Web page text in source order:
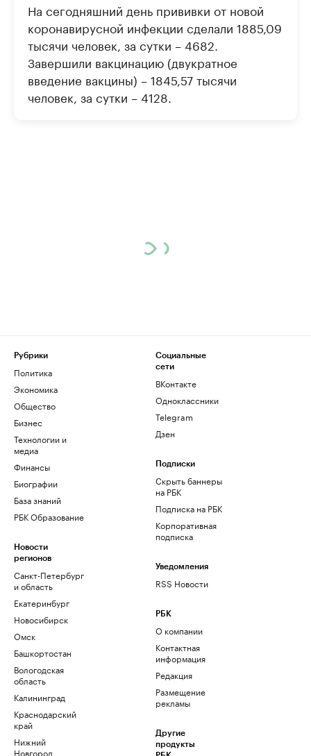
На сегодняшний день прививки от новой
коронавирусной инфекции сделали 1885,09
тысячи человек, за сутки – 4682.
Завершили вакцинацию (двукратное
введение вакцины) – 1845,57 тысячи
человек, за сутки – 4128.
Рубрики
Политика
Экономика
Общество
Бизнес
Технологии и
медиа
Финансы
Биографии
База знаний
РБК Образование
Новости
регионов
Санкт-Петербург
и область
Екатеринбург
Новосибирск
Омск
Башкортостан
Вологодская
область
Калининград
Краснодарский
край
Нижний
Новгород
Социальные
сети
ВКонтакте
Одноклассники
Telegram
Дзен
Подписки
Скрыть баннеры
на РБК
Подписка на РБК
Корпоративная
подписка
Уведомления
RSS Новости
РБК
О компании
Контактная
информация
Редакция
Размещение
рекламы
Другие
продукты